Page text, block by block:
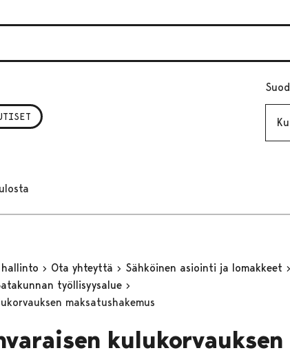
Ota yhteyttä
Sähköinen asiointi ja lomakkeet
työllisyysalue
maksatushakemus
kulukorvauksen